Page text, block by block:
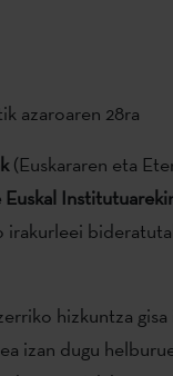
azaroaren 28ra
(Euskararen eta
Euskal
irakurleei
hizkuntza
izan dugu